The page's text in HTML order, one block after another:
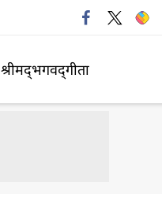
श्रीमद्‍भगवद्‍गीता